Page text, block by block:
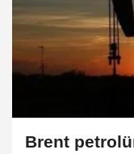
Brent